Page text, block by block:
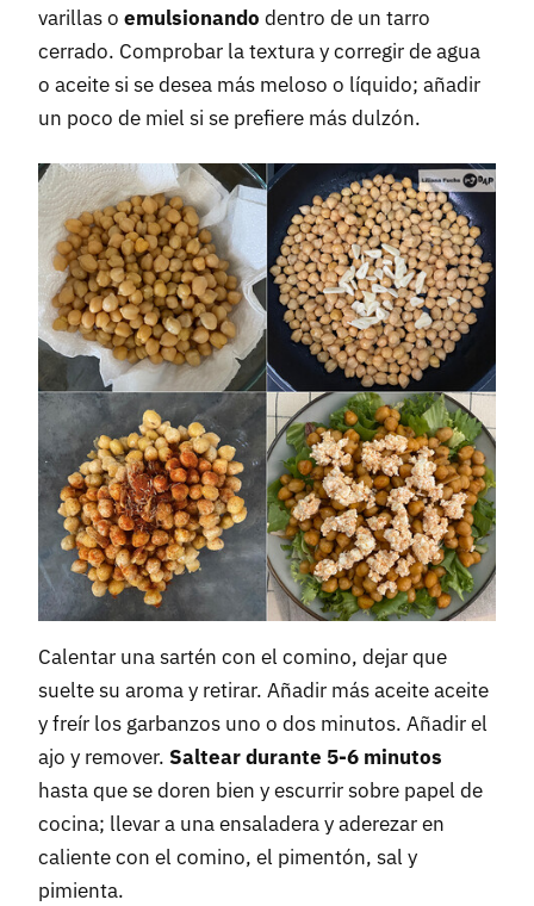
varillas o emulsionando dentro de un tarro
cerrado. Comprobar la textura y corregir de agua
o aceite si se desea más meloso o líquido; añadir
un poco de miel si se prefiere más dulzón.
Calentar una sartén con el comino, dejar que
suelte su aroma y retirar. Añadir más aceite aceite
y freír los garbanzos uno o dos minutos. Añadir el
ajo y remover. Saltear durante 5-6 minutos
hasta que se doren bien y escurrir sobre papel de
cocina; llevar a una ensaladera y aderezar en
caliente con el comino, el pimentón, sal y
pimienta.